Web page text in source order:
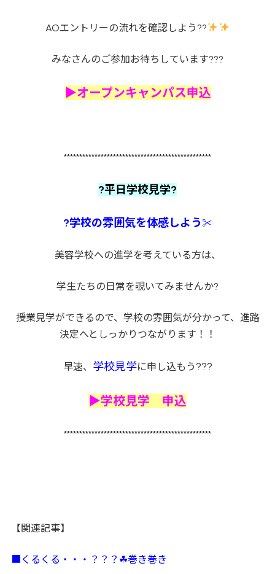
AOエントリーの流れを確認しよう??
みなさんのご参加お待ちしています???
▶オープンキャンパス申込
************************************************
?平日学校見学?
?学校の雰囲気を体感しよう ✂
美容学校への進学を考えている方は、
学生たちの日常を覗いてみませんか?
授業見学ができるので、学校の雰囲気が分かって、進路
決定へとしっかりつながります！！
早速、 学校見学に申し込もう ???
▶学校見学 申込
************************************************
【関連記事】
■くるくる・・・？？？☘巻き巻き